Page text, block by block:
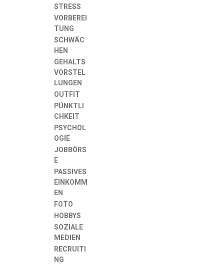
STRESS
VORBEREI
TUNG
SCHWÄC
HEN
GEHALTS
VORSTEL
LUNGEN
OUTFIT
PÜNKTLI
CHKEIT
PSYCHOL
OGIE
JOBBÖRS
E
PASSIVES
EINKOMM
EN
FOTO
HOBBYS
SOZIALE
MEDIEN
RECRUITI
NG